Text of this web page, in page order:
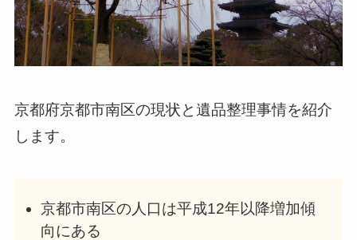
京都府京都市南区の現状と遺品整理事情を紹介
します。
京都市南区の人口は平成12年以降増加傾
向にある